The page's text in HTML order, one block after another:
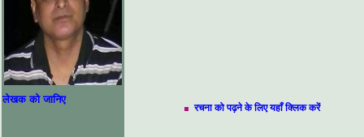
लेखक को जानिए
रचना को पढ़ने के लिए यहाँ क्लिक करें